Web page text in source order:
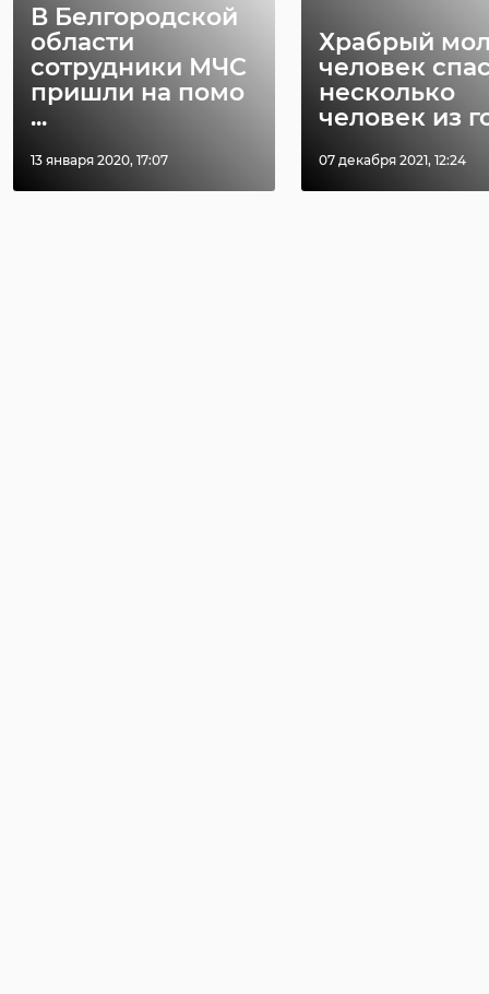
В Белгородской
области
сотрудники МЧС
пришли на помо
...
13 января 2020, 17:07
Храбрый
человек
несколько
человек из
07 декабря 2021, 12:24